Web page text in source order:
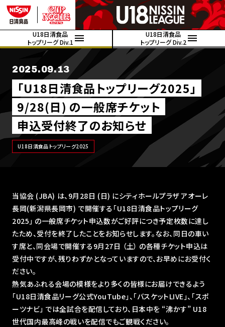
U18日清食品
トップリーグ Div.1
U18日清食品
トップリーグ Div.2
2025.09.13
「U18日清食品トップリーグ2025」
9/28(日) の一般席チケット
申込受付終了のお知らせ
U18日清食品トップリーグ2025
当協会 (JBA) は、9月28日 (日) にシティホールプラザ アオーレ
長岡(新潟県長岡市) で開催する｢U18日清食品トップリーグ
2025｣ の一般席チケット申込数がご好評につき予定枚数に達し
たため、受付を終了したことをお知らせします。なお、同日の車い
す席と、同会場で開催する9月27日 （土） の各種チケット申込は
受付中ですが、残りわずかとなっていますので、お早めにお受付く
ださい。
熱気あふれる会場の模様をより多くの皆様にお届けできるよう
｢U18日清食品リーグ公式YouTube｣、｢バスケットLIVE｣、「スポ
ーツナビ」 では全試合を配信しており、日本中を “沸かす” U18
世代国内最高峰の戦いを配信でもご観戦ください。